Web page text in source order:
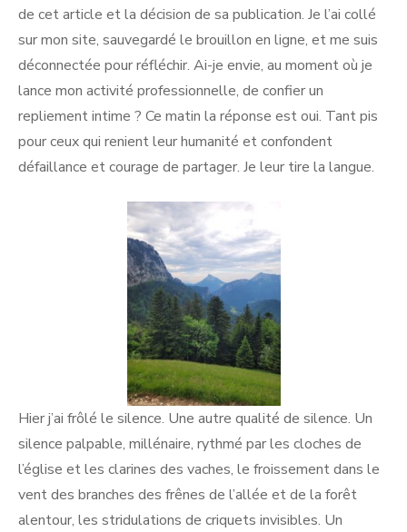
de cet article et la décision de sa publication. Je l’ai collé
sur mon site, sauvegardé le brouillon en ligne, et me suis
déconnectée pour réfléchir. Ai-je envie, au moment où je
lance mon activité professionnelle, de confier un
repliement intime ? Ce matin la réponse est oui. Tant pis
pour ceux qui renient leur humanité et confondent
défaillance et courage de partager. Je leur tire la langue.
Hier j’ai frôlé le silence. Une autre qualité de silence. Un
silence palpable, millénaire, rythmé par les cloches de
l’église et les clarines des vaches, le froissement dans le
vent des branches des frênes de l’allée et de la forêt
alentour, les stridulations de criquets invisibles. Un